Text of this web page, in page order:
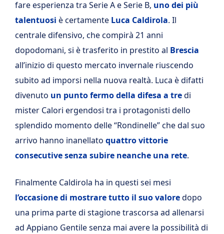
fare esperienza tra Serie A e Serie B, uno dei più
talentuosi è certamente Luca Caldirola. Il
centrale difensivo, che compirà 21 anni
dopodomani, si è trasferito in prestito al Brescia
all’inizio di questo mercato invernale riuscendo
subito ad imporsi nella nuova realtà. Luca è difatti
divenuto un punto fermo della difesa a tredi
mister Calori ergendosi tra i protagonisti dello
splendido momento delle “Rondinelle” che dal suo
arrivo hanno inanellato quattro vittorie
consecutive senza subire neanche una rete.
Finalmente Caldirola ha in questi sei mesi
l’occasione di mostrare tutto il suo valoredopo
una prima parte di stagione trascorsa ad allenarsi
ad Appiano Gentile senza mai avere la possibilità di